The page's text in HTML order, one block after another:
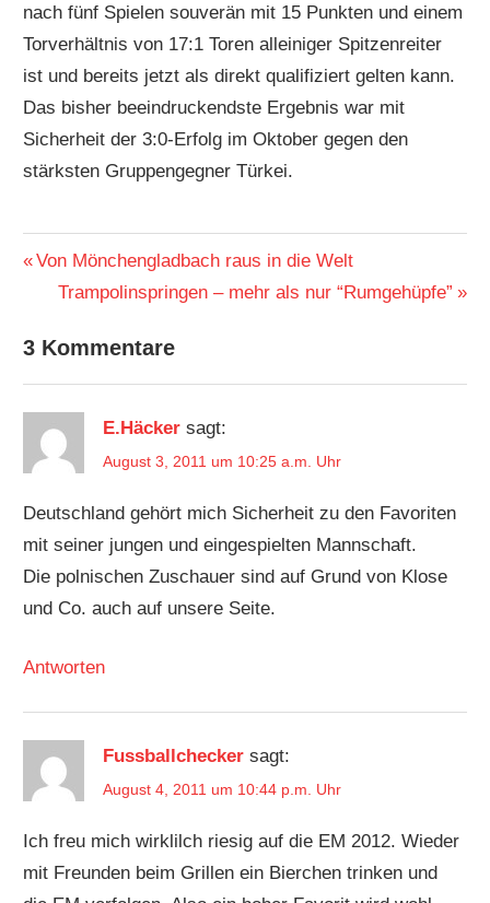
nach fünf Spielen souverän mit 15 Punkten und einem
Torverhältnis von 17:1 Toren alleiniger Spitzenreiter
ist und bereits jetzt als direkt qualifiziert gelten kann.
Das bisher beeindruckendste Ergebnis war mit
Sicherheit der 3:0-Erfolg im Oktober gegen den
stärksten Gruppengegner Türkei.
FUSSBALL
EUROPAMEISTERSCHAFT
UKRAINE
Beitragsnavigation
Vorheriger
Beitrag:
Von Mönchengladbach raus in die Welt
Nächster
Trampolinspringen – mehr als nur “Rumgehüpfe”
3 Kommentare
E.Häcker sagt:
August 3, 2011 um 10:25 a.m. Uhr
Deutschland gehört mich Sicherheit zu den Favoriten
mit seiner jungen und eingespielten Mannschaft.
Die polnischen Zuschauer sind auf Grund von Klose
und Co. auch auf unsere Seite.
Antworten
Fussballchecker sagt:
August 4, 2011 um 10:44 p.m. Uhr
Ich freu mich wirklilch riesig auf die EM 2012. Wieder
mit Freunden beim Grillen ein Bierchen trinken und